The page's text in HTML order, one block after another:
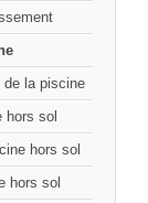
de la piscine
hors sol
hors sol
hors sol